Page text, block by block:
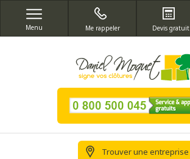
Menu Me rappeler Devis gratuit
Trouver une entreprise